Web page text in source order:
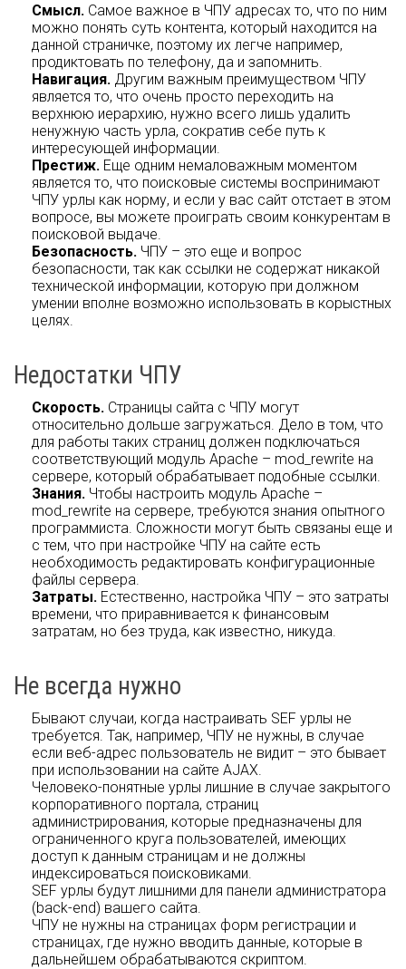
Смысл. Самое важное в ЧПУ адресах то, что по ним
можно понять суть контента, который находится на
данной страничке, поэтому их легче например,
продиктовать по телефону, да и запомнить.
Навигация. Другим важным преимуществом ЧПУ
является то, что очень просто переходить на
верхнюю иерархию, нужно всего лишь удалить
ненужную часть урла, сократив себе путь к
интересующей информации.
Престиж. Еще одним немаловажным моментом
является то, что поисковые системы воспринимают
ЧПУ урлы как норму, и если у вас сайт отстает в этом
вопросе, вы можете проиграть своим конкурентам в
поисковой выдаче.
Безопасность. ЧПУ – это еще и вопрос
безопасности, так как ссылки не содержат никакой
технической информации, которую при должном
умении вполне возможно использовать в корыстных
целях.
Недостатки ЧПУ
Скорость. Страницы сайта с ЧПУ могут
относительно дольше загружаться. Дело в том, что
для работы таких страниц должен подключаться
соответствующий модуль Apache – mod_rewrite на
сервере, который обрабатывает подобные ссылки.
Знания. Чтобы настроить модуль Apache –
mod_rewrite на сервере, требуются знания опытного
программиста. Сложности могут быть связаны еще и
с тем, что при настройке ЧПУ на сайте есть
необходимость редактировать конфигурационные
файлы сервера.
Затраты. Естественно, настройка ЧПУ – это затраты
времени, что приравнивается к финансовым
затратам, но без труда, как известно, никуда.
Не всегда нужно
Бывают случаи, когда настраивать SEF урлы не
требуется. Так, например, ЧПУ не нужны, в случае
если веб-адрес пользователь не видит – это бывает
при использовании на сайте AJAX.
Человеко-понятные урлы лишние в случае закрытого
корпоративного портала, страниц
администрирования, которые предназначены для
ограниченного круга пользователей, имеющих
доступ к данным страницам и не должны
индексироваться поисковиками.
SEF урлы будут лишними для панели администратора
(back-end) вашего сайта.
ЧПУ не нужны на страницах форм регистрации и
страницах, где нужно вводить данные, которые в
дальнейшем обрабатываются скриптом.